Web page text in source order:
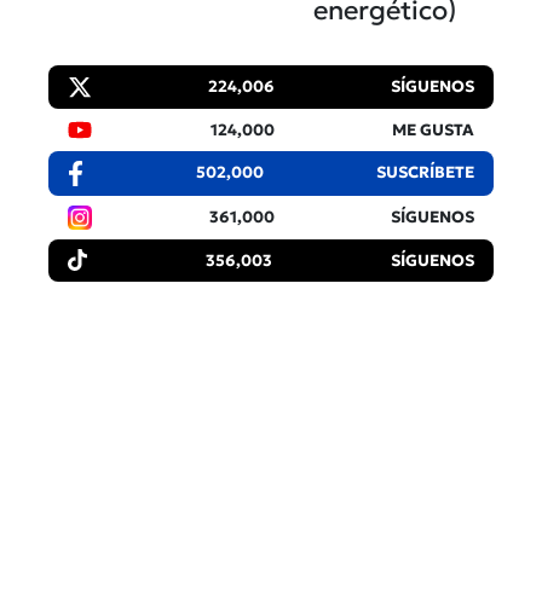
energético)
224,006 SÍGUENOS
124,000 ME GUSTA
502,000 SUSCRÍBETE
361,000 SÍGUENOS
356,003 SÍGUENOS